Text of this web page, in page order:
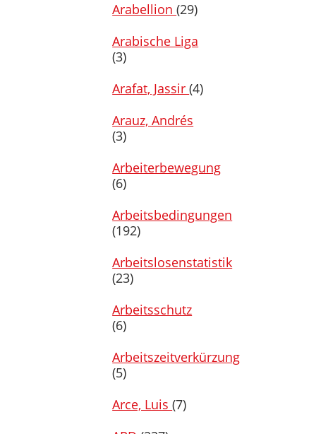
Arabellion(29)
Arabische Liga
(3)
Arafat, Jassir(4)
Arauz, Andrés
(3)
Arbeiterbewegung
(6)
Arbeitsbedingungen
(192)
Arbeitslosenstatistik
(23)
Arbeitsschutz
(6)
Arbeitszeitverkürzung
(5)
Arce, Luis(7)